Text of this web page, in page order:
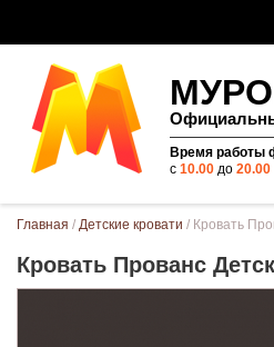
Время работы
с 10.00до 20.00
Вы здесь
Главная / Детские кровати / Кровать
Кровать Прованс